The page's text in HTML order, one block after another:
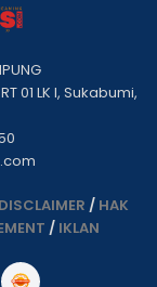
01 LK I, Sukabumi,
DISCLAIMER / HAK
/ IKLAN